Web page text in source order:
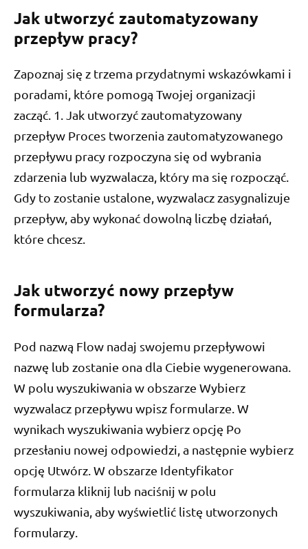
Jak utworzyć zautomatyzowany
przepływ pracy?
Zapoznaj się z trzema przydatnymi wskazówkami i
poradami, które pomogą Twojej organizacji
zacząć. 1. Jak utworzyć zautomatyzowany
przepływ Proces tworzenia zautomatyzowanego
przepływu pracy rozpoczyna się od wybrania
zdarzenia lub wyzwalacza, który ma się rozpocząć.
Gdy to zostanie ustalone, wyzwalacz zasygnalizuje
przepływ, aby wykonać dowolną liczbę działań,
które chcesz.
Jak utworzyć nowy przepływ
formularza?
Pod nazwą Flow nadaj swojemu przepływowi
nazwę lub zostanie ona dla Ciebie wygenerowana.
W polu wyszukiwania w obszarze Wybierz
wyzwalacz przepływu wpisz formularze. W
wynikach wyszukiwania wybierz opcję Po
przesłaniu nowej odpowiedzi, a następnie wybierz
opcję Utwórz. W obszarze Identyfikator
formularza kliknij lub naciśnij w polu
wyszukiwania, aby wyświetlić listę utworzonych
formularzy.